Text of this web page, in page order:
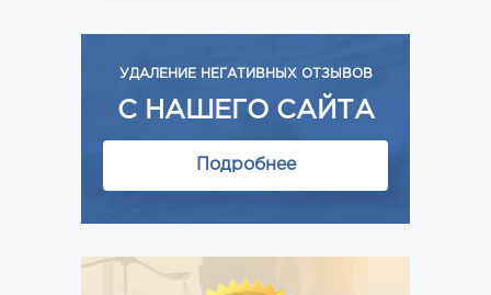
УДАЛЕНИЕ НЕГАТИВНЫХ ОТЗЫВОВ
С НАШЕГО САЙТА
Подробнее